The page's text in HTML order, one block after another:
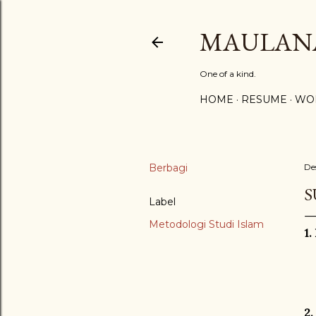
One of a kind.
HOME RESUME
Berbagi
Label
Metodologi Studi Islam